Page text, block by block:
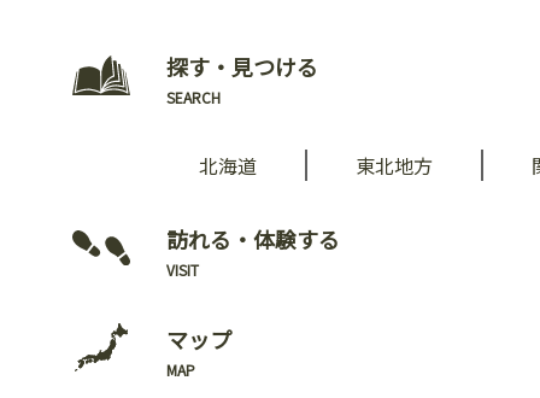
探す・見つける
SEARCH
北海道 東北地方
訪れる・体験する
VISIT
マップ
MAP